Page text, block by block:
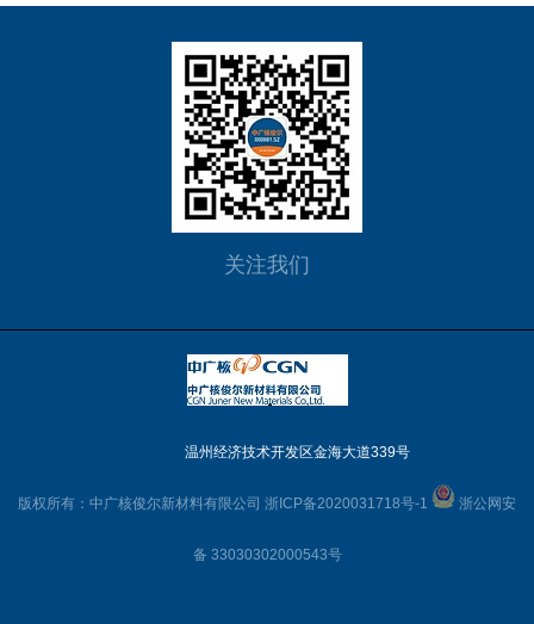
关注我们
温州经济技术开发区金海大道339号
版权所有：中广核俊尔新材料有限公司 浙ICP备2020031718号-1 浙公网安
备 33030302000543号